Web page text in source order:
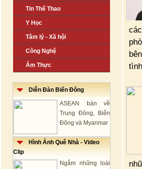
Tin Thể Thao
Y Học
Tâm lý - Xã hội
Công Nghệ
Ẩm Thực
Diễn Đàn Biển Đông
ASEAN bàn về
Trung Đông, Biển
Đông và Myanmar
Hình Ảnh Quê Nhà - Video
Clip
Ngắm những loài